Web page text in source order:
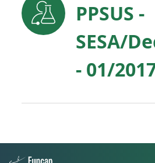
PPSUS -
SESA/
- 01/